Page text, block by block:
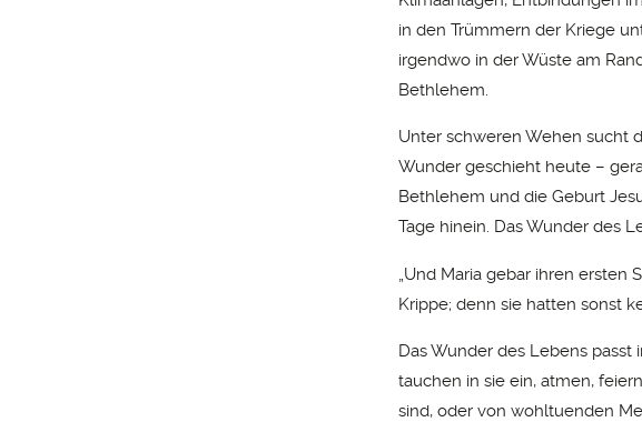
in den Trümmern der Kriege
irgendwo in der Wüste am
Bethlehem.
Unter schweren Wehen sucht
Wunder geschieht heute –
Bethlehem und die Geburt
Tage hinein. Das Wunder des
„Und Maria gebar ihren
Krippe; denn sie hatten sonst
Das Wunder des Lebens
tauchen in sie ein, atmen,
sind, oder von wohltuenden